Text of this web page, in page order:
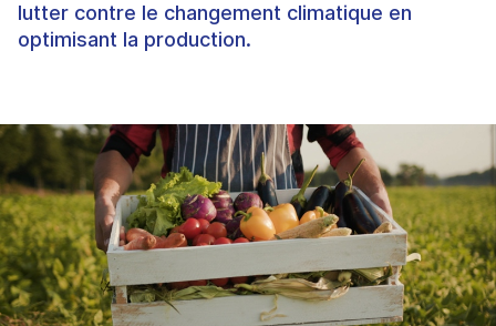
lutter contre le changement climatique en
optimisant la production.